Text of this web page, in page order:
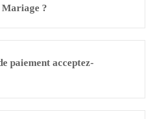
?
paiement acceptez-